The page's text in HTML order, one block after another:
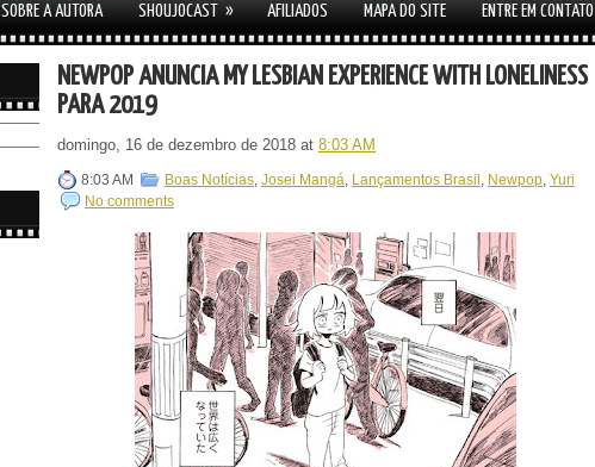
SOBRE A AUTORA SHOUJOCAST » AFILIADOS MAPA DO SITE ENTRE EM CONTATO
NEWPOP ANUNCIA MY LESBIAN EXPERIENCE WITH LONELINESS
PARA 2019
domingo, 16 de dezembro de 2018 at 8:03 AM
8:03 AM Boas Notícias, Josei Mangá, Lançamentos Brasil , Newpop, Yuri
No comments